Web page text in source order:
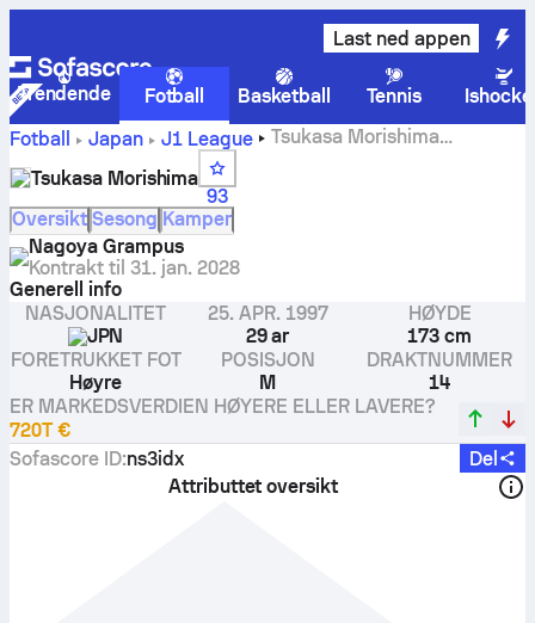
Last ned appen
Trendende Fotball Basketball Tennis
Fotball
Japan J1 League
Tsukasa Morishima
statistikk, vurderinger, mål
Tsukasa Morishima
93
Oversikt Sesong Kamper
Nagoya Grampus
Kontrakt til 31. jan. 2028
Generell info
NASJONALITET
JPN
25. APR. 1997
29 ar
HØYDE
173 cm
FORETRUKKET FOT
Høyre
POSISJON
M
DRAKTNUMMER
14
ER MARKEDSVERDIEN HØYERE ELLER LAVERE?
720T €
Sofascore ID:ns3idx
Del
Attributtet oversikt